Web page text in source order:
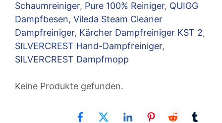
Schaumreiniger, Pure 100% Reiniger, QUIGG
Dampfbesen, Vileda Steam Cleaner
Dampfreiniger, Kärcher Dampfreiniger KST 2,
SILVERCREST Hand-Dampfreiniger,
SILVERCREST Dampfmopp
Keine Produkte gefunden.